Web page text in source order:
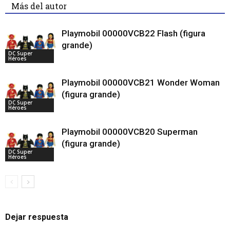
Más del autor
DC Super
Héroes
Playmobil 00000VCB22 Flash (figura
grande)
DC Super
Héroes
Playmobil 00000VCB21 Wonder Woman
(figura grande)
DC Super
Héroes
Playmobil 00000VCB20 Superman
(figura grande)
Dejar respuesta